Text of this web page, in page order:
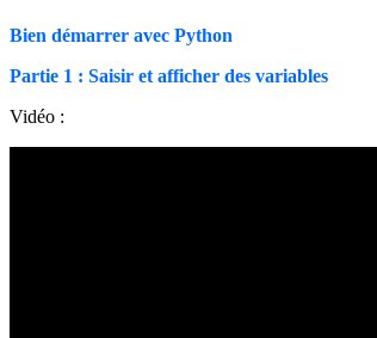
Bien démarrer avec Python
Partie 1 : Saisir et afficher des variables
Vidéo :